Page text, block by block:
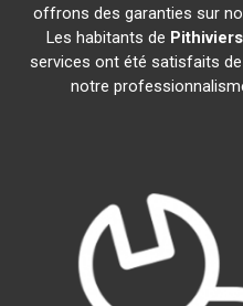
offrons des garanties sur
Les habitants de Pithiviers
services ont été satisfaits
notre